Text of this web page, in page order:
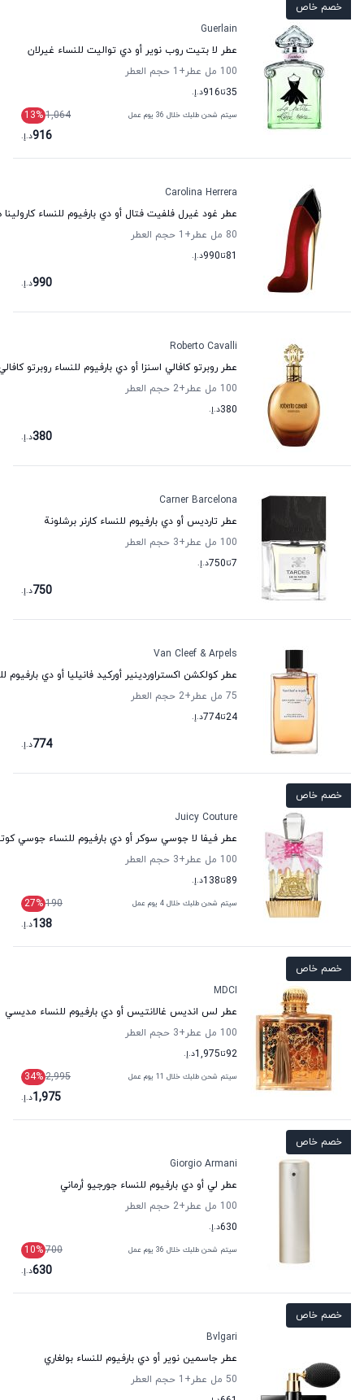
خصم خاص
Guerlain
عطر لا بتيت روب نوير أو دي تواليت للنساء غيرلان
100 مل عطر
+1
حجم العطر
35تا916د.إ.
سيتم شحن طلبك خلال 36 يوم عمل 1,064
13%
916د.إ.
Carolina Herrera
عطر غود غيرل فلفيت فتال أو دي بارفيوم للنساء كارولينا
80 مل عطر
+1
حجم العطر
81تا990د.إ.
990د.إ.
Roberto Cavalli
عطر روبرتو كافالي اسنزا أو دي بارفيوم للنساء روبرتو
100 مل عطر
+2
حجم العطر
380د.إ.
380د.إ.
Carner Barcelona
عطر تارديس أو دي بارفيوم للنساء كارنر برشلونة
100 مل عطر
+3
حجم العطر
7تا750د.إ.
750د.إ.
Van Cleef & Arpels
عطر كولكشن اكستراوردينير أوركيد فانيليا أو دي بارفيوم
75 مل عطر
+2
حجم العطر
24تا774د.إ.
774د.إ.
خصم خاص
Juicy Couture
عطر فيفا لا جوسي سوكر أو دي بارفيوم للنساء جوسي
100 مل عطر
+3
حجم العطر
89تا138د.إ.
سيتم شحن طلبك خلال 4 يوم عمل 190
27%
138د.إ.
خصم خاص
MDCI
عطر لس انديس غالانتيس أو دي بارفيوم للنساء مديسي
100 مل عطر
+3
حجم العطر
92تا1,975د.إ.
سيتم شحن طلبك خلال 11 يوم عمل 2,995
34%
1,975د.إ.
خصم خاص
Giorgio Armani
عطر لي أو دي بارفيوم للنساء جورجيو أرماني
100 مل عطر
+2
حجم العطر
630د.إ.
سيتم شحن طلبك خلال 36 يوم عمل 700
10%
630د.إ.
خصم خاص
Bvlgari
عطر جاسمين نوير أو دي بارفيوم للنساء بولغاري
50 مل عطر
+1
حجم العطر